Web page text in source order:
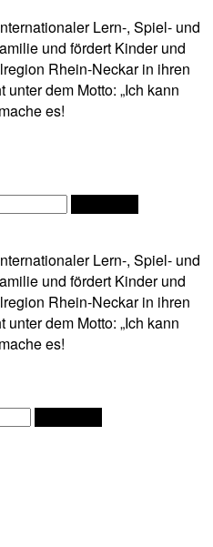
Lern-, Spiel- und
und fördert Kinder und
Rhein-Neckar in ihren
dem Motto: „Ich kann
es!
Lern-, Spiel- und
und fördert Kinder und
Rhein-Neckar in ihren
dem Motto: „Ich kann
es!